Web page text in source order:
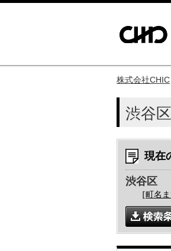
株式会社CHIC
渋谷
現在
渋谷区
［町名